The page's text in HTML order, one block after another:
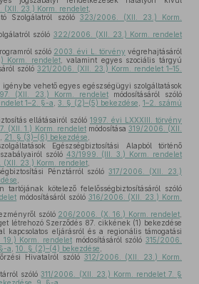
23.) Korm. rendelet
Szolgálatról szóló 323/2006. (XII. 23.) Korm.
szóló 322/2006. (XII. 23.) Korm. rendelet
szóló 2003. évi L. törvény végrehajtásáról
Korm. rendelet, valamint egyes szociális tárgyú
szóló 321/2006. (XII. 23.) Korm. rendelet 1–15.
vehető egyes egészségügyi szolgáltatások
(XII. 23.) Korm. rendeletmódosításáról szóló
1–2. §-a ,3. § (2)–(5) bekezdése 1–2. számú
ellátásairól szóló 1997. évi LXXXIII. törvény
(XII. 1.) Korm. rendeletmódosítása 319/2006. (XII.
21. § (3)–(6) bekezdése
Egészségbiztosítási Alapból történő
szóló 43/1999. (III. 3.) Korm. rendelet
(XII. 23.) Korm. rendelet
Pénztárról szóló317/2006. (XII. 23.)
tartójának kötelező felelősségbiztosításáról szóló
módosításáról szóló 316/2006. (XII. 23.) Korm.
szóló 206/2006. (X. 16.) Korm. rendelet
létrehozó Szerződés 87. cikkének (1) bekezdése
kapcsolatos eljárásról és a regionális támogatási
Korm. rendelet módosításáról szóló315/2006.
a 10. § (2)–(4) bekezdése
Hivatalról szóló 312/2006. (XII. 23.) Korm.
szóló311/2006. (XII. 23.) Korm. rendelet 7. §